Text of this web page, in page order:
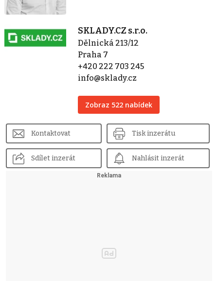
SKLADY.CZ s.r.o.
Dělnická 213/12
Praha 7
+420 222 703 245
info@sklady.cz
Zobraz 522 nabídek
Kontaktovat Tisk inzerátu
Sdílet inzerát Nahlásit inzerát